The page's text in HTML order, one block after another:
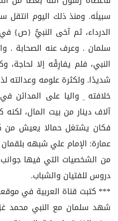
سبيلَه. ومنذ ذلك اليوم
الدرداء، ثم آخى النبيُّ {ص}
سلمان . وعرف عنه الصحابة .
النبي، فلم يفارِقْه إلا
شديدًا. ولكثرة علومه وعدالته
خلافته ِ واليا على
آلاف دينار من بيت المال،
فكان يشتغل حمالا يعيش من
عمارة: الإمام علي شبهه
من الشخصيات التي فيها
دروس للفتيان والشباب.
*** كتبت قناة العربية في
شهد سلمان مع النبي محمد